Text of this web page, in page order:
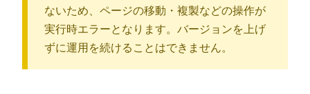
ないため、ページの移動・複製などの操作が
実行時エラーとなります。バージョンを上げ
ずに運用を続けることはできません。